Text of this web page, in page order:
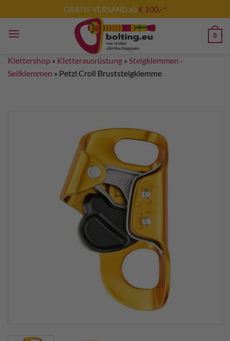
Inhalt
springen
GRATIS VERSAND ab€ 100,- *
0
Klettershop » Kletterausrüstung » Steigklemmen -
Seilklemmen » Petzl Croll Bruststeigklemme